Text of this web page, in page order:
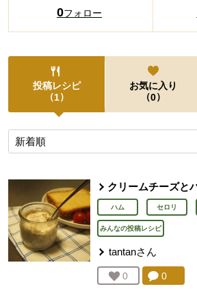
0フォロー
投稿レシピ
（1）
お気に入り
（0）
投稿レシピ
クリームチーズと
ハム セロリ
みんなの投稿レシピ
tantanさん
お気に入り登録：
0 人が登録コメン
0